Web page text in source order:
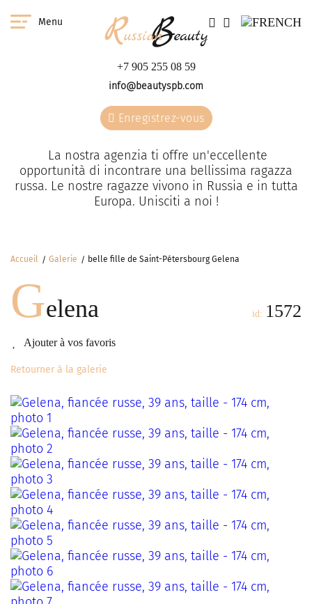
Menu
+7 905 255 08 59
info@beautyspb.com
Enregistrez-vous
La nostra agenzia ti offre un'eccellente
opportunità di incontrare una bellissima ragazza
russa. Le nostre ragazze vivono in Russia e in tutta
Europa. Unisciti a noi !
Accueil Galerie belle fille de Saint-Pétersbourg Gelena
Gelena
Ajouter à vos favoris
id: 1572
Retourner à la galerie